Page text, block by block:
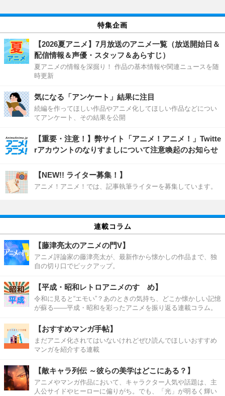
特集企画
【2026夏アニメ】7月放送のアニメ一覧（放送開始日＆
配信情報＆声優・スタッフ＆あらすじ）
夏アニメの情報を深掘り！ 作品の基本情報や関連ニュースを随
時更新
気になる「アンケート」結果に注目
続編を作ってほしい作品やアニメ化してほしい作品などについ
てアンケート、その結果を公開
【重要・注意！】弊サイト「アニメ！アニメ！」Twitte
rアカウントのなりすましについて注意喚起のお知らせ
【NEW!! ライター募集！】
アニメ！アニメ！では、記事執筆ライターを募集しています。
連載コラム
【藤津亮太のアニメの門V】
アニメ評論家の藤津亮太が、最新作から懐かしの作品まで、独
自の切り口でピックアップ。
【平成・昭和レトロアニメのすゝめ】
令和に見ると“エモい”？あのときの気持ち、どこか懐かしい記憶
が蘇る――平成・昭和を彩ったアニメを振り返る連載コラム。
【おすすめマンガ手帖】
まだアニメ化されてはいないけれどぜひ読んでほしいおすすめ
マンガを紹介する連載
【敵キャラ列伝 ～彼らの美学はどこにある？】
アニメやマンガ作品において、キャラクター人気や話題は、主
人公サイドやヒーローに偏りがち。でも、「光」が明るく輝い